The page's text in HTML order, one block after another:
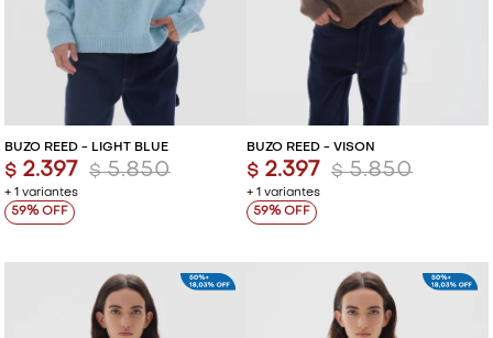
BUZO REED - LIGHT BLUE
+ 1 variantes
$ 2.397 $ 5.850
59
BUZO REED - VISON
+ 1 variantes
$ 2.397 $ 5.850
59